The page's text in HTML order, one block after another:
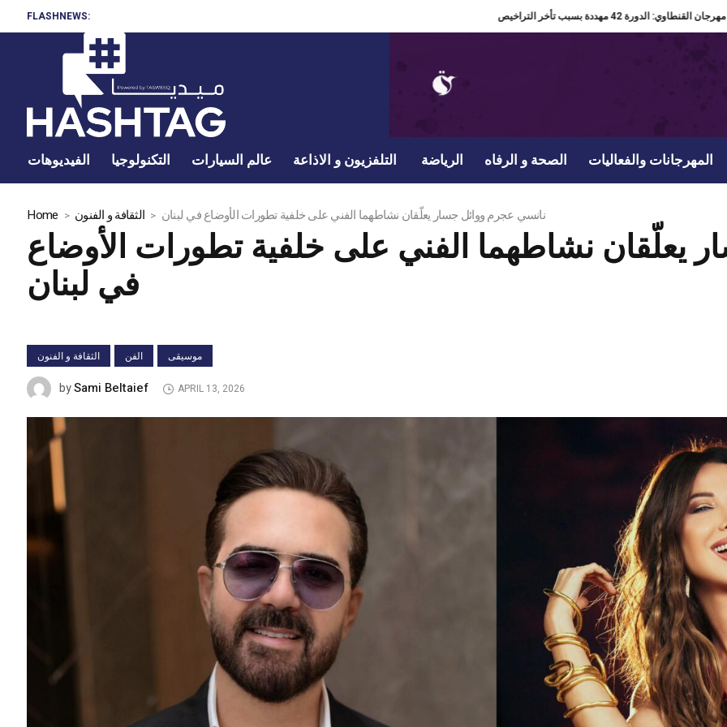
FLASHNEWS: مدير مهرجان القنطاوي: الدورة 42 مهددة بسبب تأخر التراخيص
الفيديوهات التكنولوجيا عالم السيارات التلفزيون و الاذاعة الرياضة الصحة و الرفاه المهرجانات والفعاليات
Home الثقافة و الفنون نانسي عجرم ووائل جسار يعلّقان نشاطهما الفني على خلفية تطورات الأوضاع في لبنان
يعلّقان نشاطهما الفني على خلفية تطورات الأوضاع
في لبنان
الثقافة و الفنون الفن موسيقى
bySami Beltaief APRIL 13, 2026